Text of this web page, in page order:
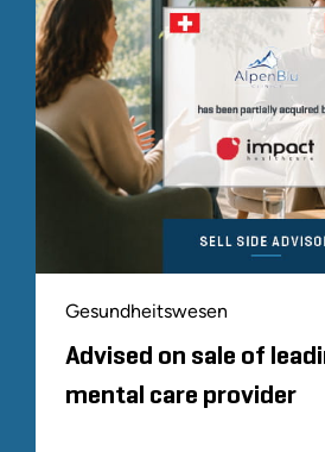
Gesundheitswesen
Advised on sale of
mental care provider